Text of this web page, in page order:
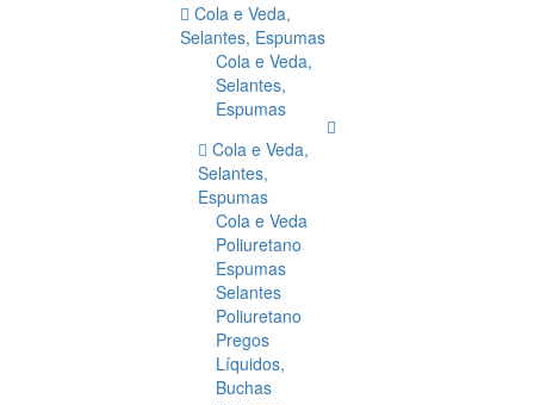
Cola e Veda,
Selantes, Espumas
Cola e Veda,
Selantes,
Espumas
Cola e Veda,
Selantes,
Espumas
Cola e Veda
Poliuretano
Espumas
Selantes
Poliuretano
Pregos
Líquidos,
Buchas